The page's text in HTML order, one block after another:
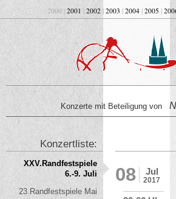
2000 | 2001 | 2002 | 2003 | 2004 | 2005 |
Konzerte mit Beteiligung von
Jul
2017
08
Konzertliste:
XXV.Randfestspiele
6.-9. Juli
23.Randfestspiele Mai